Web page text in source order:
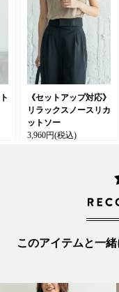
《セットアップ対応》
リラックスノースリカ
ットソー
3,960円(税込)
このアイテムと一